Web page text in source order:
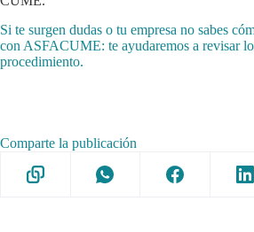
Si te surgen dudas o tu empresa no sabes
con ASFACUME: te ayudaremos a revisar
procedimiento.
Comparte la publicación